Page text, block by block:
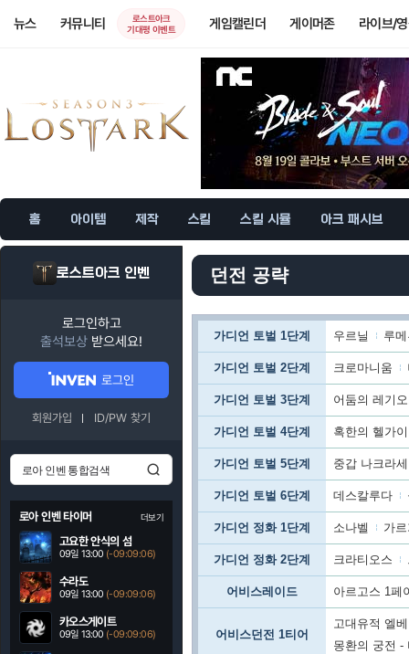
뉴스 커뮤니티
로스트아크
기대평 이벤트
게임캘린더 게이머존 라이브/
홈 아이템 제작 스킬 스킬 시뮬 아크 패시브
로스트아크 인벤
로그인하고
출석보상 받으세요!
로그인
회원가입 ID/PW 찾기
로아 인벤 타이머 더보기
고요한 안식의 섬
09일 13:00 (-09:09:00)
수라도
09일 13:00 (-09:09:00)
카오스게이트
09일 13:00 (-09:09:00)
던전 공략
가디언 토벌 1단계 우르닐 루
가디언 토벌 2단계 크로마니움
가디언 토벌 3단계 어둠의 레기
가디언 토벌 4단계 혹한의 헬가
가디언 토벌 5단계 중갑 나크라
가디언 토벌 6단계 데스칼루다
가디언 정화 1단계 소나벨 가
가디언 정화 2단계 크라티오스
어비스레이드 아르고스 1페
어비스던전 1티어
고대유적 엘
몽환의 궁전 -